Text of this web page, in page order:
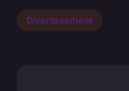
Divertissement